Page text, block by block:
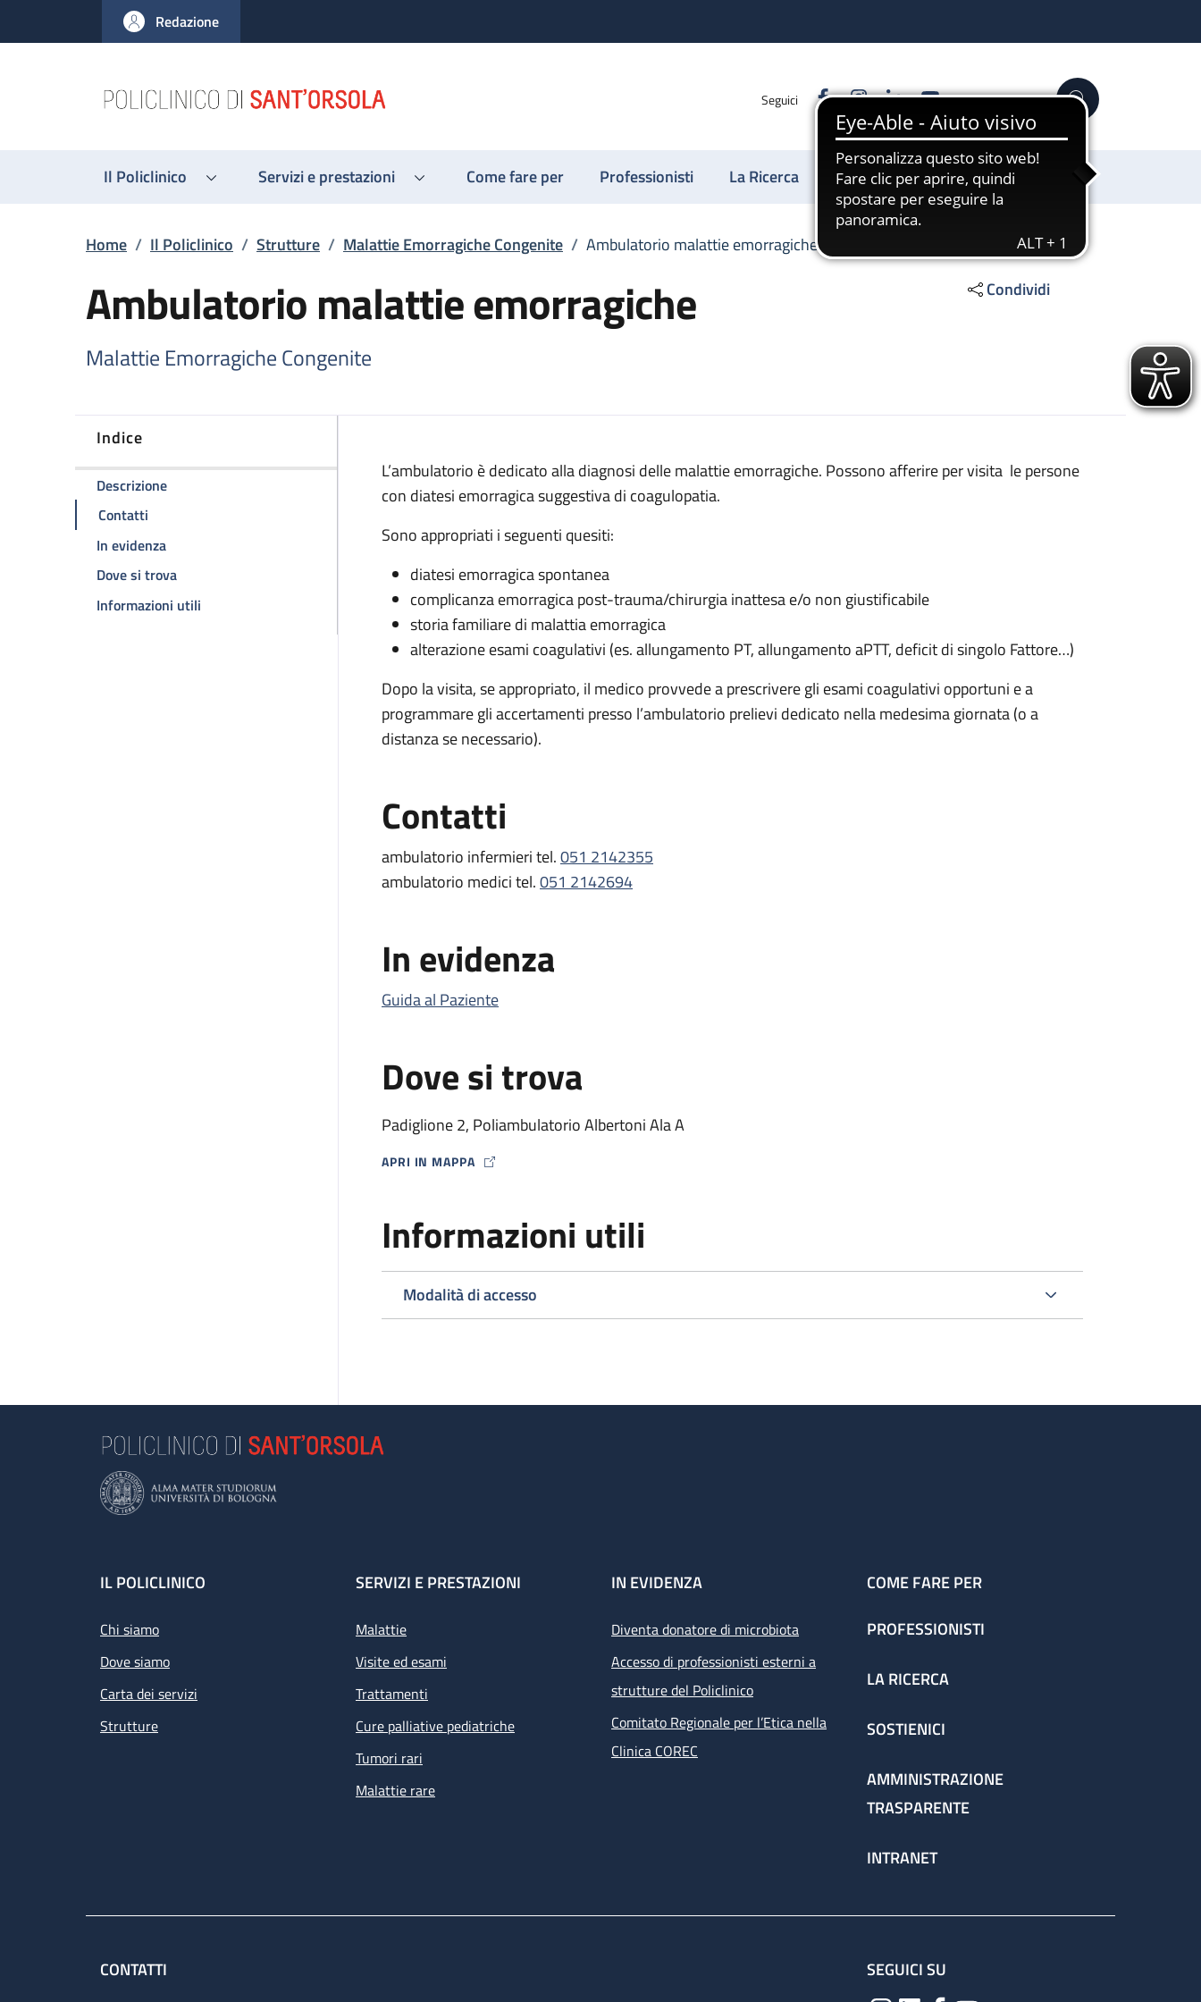
al contenuto principale
to footer content
Redazione
Seguici FacebookInstagram
LinkedinYouTube Cerca
Il Policlinico Servizi e prestazioni Come fare per Professionisti La Ricerca Sostienici
Briciole di pane
Home / Il Policlinico / Strutture / Malattie Emorragiche Congenite / Ambulatorio malattie emorragiche
Ambulatorio malattie emorragiche
Malattie Emorragiche Congenite
Condividi
Indice
Descrizionedella pagina Ambulatorio malattie emorragiche
Contatti
In evidenzadella pagina Ambulatorio malattie emorragiche
Dove si trovadella pagina Ambulatorio malattie emorragiche
Informazioni utili della pagina Ambulatorio malattie emorragiche
Descrizione
L’ambulatorio è dedicato alla diagnosi delle malattie emorragiche. Possono afferire per visita le persone
con diatesi emorragica suggestiva di coagulopatia.
Sono appropriati i seguenti quesiti:
diatesi emorragica spontanea
complicanza emorragica post-trauma/chirurgia inattesa e/o non giustificabile
storia familiare di malattia emorragica
alterazione esami coagulativi (es. allungamento PT, allungamento aPTT, deficit di singolo Fattore…)
Dopo la visita, se appropriato, il medico provvede a prescrivere gli esami coagulativi opportuni e a
programmare gli accertamenti presso l’ambulatorio prelievi dedicato nella medesima giornata (o a
distanza se necessario).
Contatti
ambulatorio infermieri tel.051 2142355
ambulatorio medici tel.051 2142694
In evidenza
Guida al Paziente
Dove si trova
Padiglione 2, Poliambulatorio Albertoni Ala A
APRI IN MAPPA
MAP ICON
Informazioni utili
Modalità di accesso
Footer
IL POLICLINICO
Chi siamo
Dove siamo
Carta dei servizi
Strutture
SERVIZI E PRESTAZIONI
Malattie
Visite ed esami
Trattamenti
Cure palliative pediatriche
Tumori rari
Malattie rare
IN EVIDENZA
Diventa donatore di microbiota
Accesso di professionisti esterni a
strutture del Policlinico
Comitato Regionale per l’Etica nella
Clinica COREC
COME FARE PER
PROFESSIONISTI
LA RICERCA
SOSTIENICI
AMMINISTRAZIONE
TRASPARENTE
INTRANET
CONTATTI SEGUICI SU